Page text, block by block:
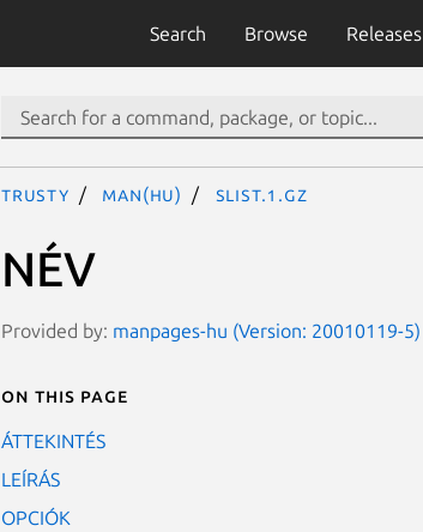
Search Browse Releases
trusty man(hu) slist.1.gz
NÉV
Provided by: manpages-hu (Version: 20010119-5)
On this page
ÁTTEKINTÉS
LEÍRÁS
OPCIÓK